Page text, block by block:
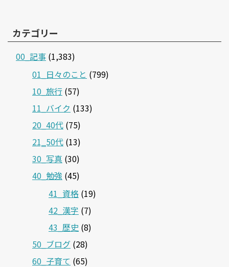
カテゴリー
00_記事 (1,383)
01_日々のこと (799)
10_旅行 (57)
11_バイク (133)
20_40代 (75)
21‗50代 (13)
30_写真 (30)
40_勉強 (45)
41_資格 (19)
42_漢字 (7)
43_歴史 (8)
50_ブログ (28)
60_子育て (65)